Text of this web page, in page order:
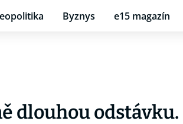
Byznys e15 magazín
dlouhou odstávku.